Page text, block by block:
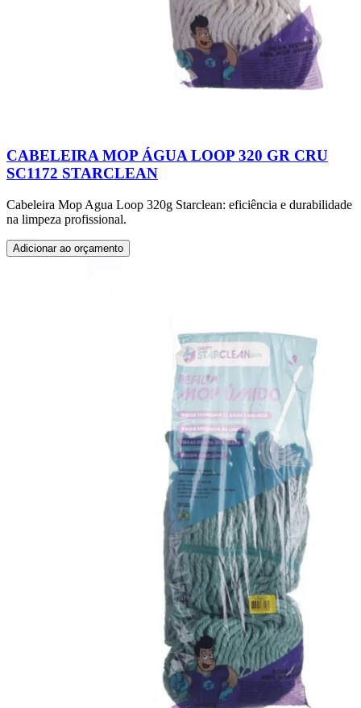
CABELEIRA MOP ÁGUA LOOP 320 GR CRU
SC1172 STARCLEAN
Cabeleira Mop Agua Loop 320g Starclean: eficiência e durabilidade
na limpeza profissional.
Adicionar ao orçamento